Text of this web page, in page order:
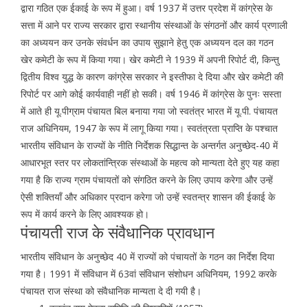
द्वारा गठित एक ईकाई के रूप में हुआ। वर्ष 1937 में उत्तर प्रदेश में कांग्रेस के
सत्ता में आने पर राज्य सरकार द्वारा स्थानीय संस्थाओं के संगठनों और कार्य प्रणाली
का अध्ययन कर उनके संवर्धन का उपाय सुझाने हेतु एक अध्ययन दल का गठन
खेर कमेटी के रूप में किया गया। खेर कमेटी ने 1939 में अपनी रिपोर्ट दी, किन्तु
द्वितीय विश्व युद्ध के कारण कांग्रेस सरकार ने इस्तीफा दे दिया और खेर कमेटी की
रिपोर्ट पर आगे कोई कार्यवाही नहीं हो सकी। वर्ष 1946 में कांग्रेस के पुनः सस्ता
में आते ही यू.पीग्राम पंचायत बिल बनाया गया जो स्वतंत्र भारत में यू.पी. पंचायत
राज अधिनियम, 1947 के रूप में लागू किया गया। स्वतंत्रता प्राप्ति के पश्चात
भारतीय संविधान के राज्यों के नीति निर्देशक सिद्धान्त के अन्तर्गत अनुच्छेद-40 में
आधारभूत स्तर पर लोकतांन्त्रिक संस्थाओं के महत्व को मान्यता देते हुए यह कहा
गया है कि राज्य ग्राम पंचायतों को संगठित करने के लिए उपाय करेगा और उन्हें
ऐसी शक्तियाँ और अधिकार प्रदान करेगा जो उन्हें स्वतन्त्र शासन की ईकाई के
रूप में कार्य करने के लिए आवश्यक हो।
पंचायती राज के संवैधानिक प्रावधान
भारतीय संविधान के अनुच्छेद 40 में राज्यों को पंचायतों के गठन का निर्देश दिया
गया है। 1991 में संविधान में 63वां संविधान संशोधन अधिनियम, 1992 करके
पंचायत राज संस्था को संवैधानिक मान्यता दे दी गयी है।